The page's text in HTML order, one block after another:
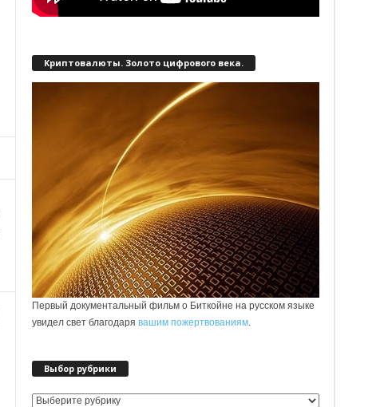
Криптовалюты. Золото цифрового века.
Первый документальный фильм о Биткойне на русском языке
увидел свет благодарявашим пожертвованиям.
Выбор рубрики
Выбор